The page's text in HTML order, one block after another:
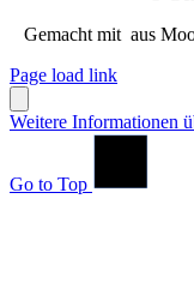
Gemacht mit aus
Page load link
Weitere Informationen
Go to Top